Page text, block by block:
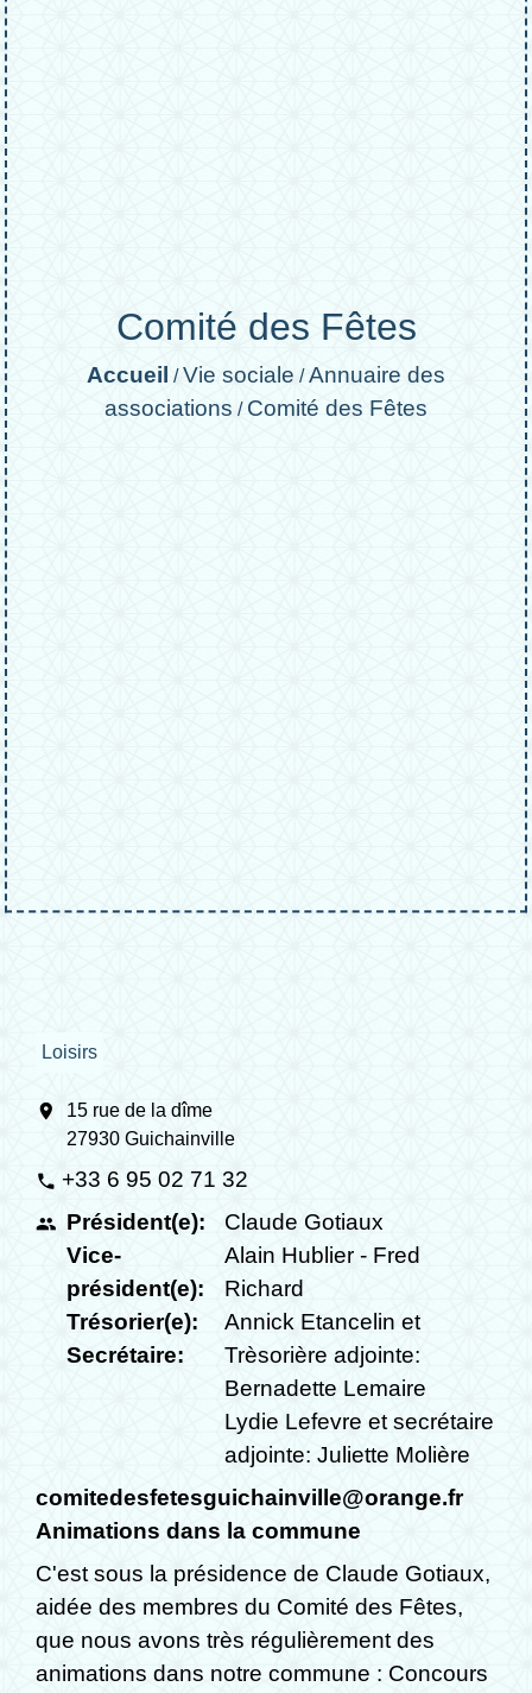
Comité des Fêtes
Accueil /Vie sociale /Annuaire des
associations / Comité des Fêtes
Loisirs
location_on
15 rue de la dîme
27930 Guichainville
phone +33 6 95 02 71 32
people Président(e):
Vice-
président(e):
Trésorier(e):
Secrétaire:
Claude Gotiaux
Alain Hublier - Fred
Richard
Annick Etancelin et
Trèsorière adjointe:
Bernadette Lemaire
Lydie Lefevre et secrétaire
adjointe: Juliette Molière
comitedesfetesguichainville@orange.fr
Animations dans la commune
C'est sous la présidence de Claude Gotiaux,
aidée des membres du Comité des Fêtes,
que nous avons très régulièrement des
animations dans notre commune : Concours